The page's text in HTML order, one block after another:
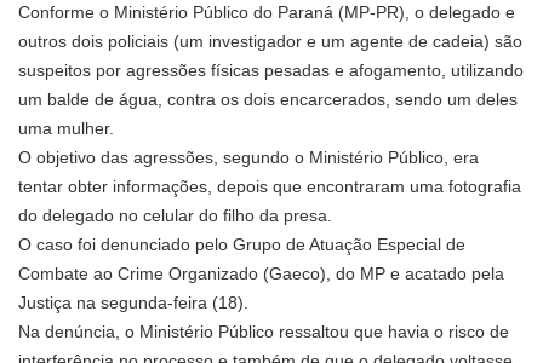
Conforme o Ministério Público do Paraná (MP-PR), o delegado e
outros dois policiais (um investigador e um agente de cadeia) são
suspeitos por agressões físicas pesadas e afogamento, utilizando
um balde de água, contra os dois encarcerados, sendo um deles
uma mulher.
O objetivo das agressões, segundo o Ministério Público, era
tentar obter informações, depois que encontraram uma fotografia
do delegado no celular do filho da presa.
O caso foi denunciado pelo Grupo de Atuação Especial de
Combate ao Crime Organizado (Gaeco), do MP e acatado pela
Justiça na segunda-feira (18).
Na denúncia, o Ministério Público ressaltou que havia o risco de